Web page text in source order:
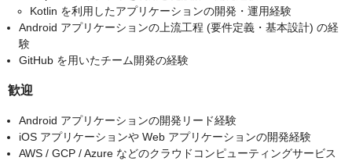
Kotlin を利用したアプリケーションの開発・運用経験
Android アプリケーションの上流工程 (要件定義・基本設計) の経
験
GitHub を用いたチーム開発の経験
歓迎
Android アプリケーションの開発リード経験
iOS アプリケーションや Web アプリケーションの開発経験
AWS / GCP / Azure などのクラウドコンピューティングサービス